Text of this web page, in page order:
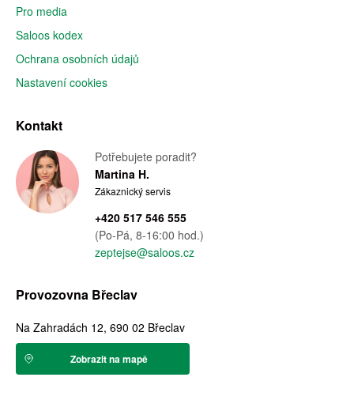
Pro media
Saloos kodex
Ochrana osobních údajů
Nastavení cookies
Kontakt
Potřebujete poradit?
Martina H.
Zákaznický servis
+420 517 546 555
(Po-Pá, 8-16:00 hod.)
zeptejse@saloos.cz
Provozovna Břeclav
Na Zahradách 12, 690 02 Břeclav
Zobrazit na mapě